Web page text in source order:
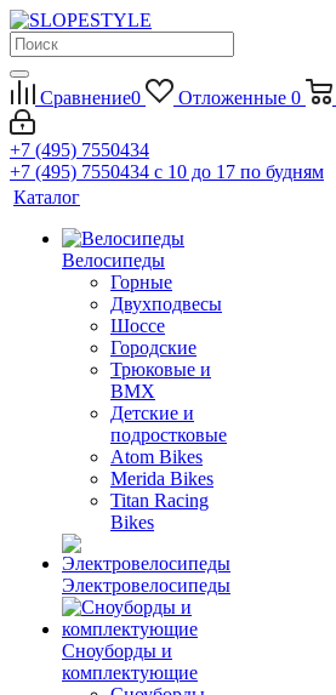
Сравнение0 Отложенные 0
+7 (495) 7550434
+7 (495) 7550434 с 10 до 17 по будням
Каталог
Велосипеды
Горные
Двухподвесы
Шоссе
Городские
Трюковые и
BMX
Детские и
подростковые
Atom Bikes
Merida Bikes
Titan Racing
Bikes
Электровелосипеды
Cноуборды и
комплектующие